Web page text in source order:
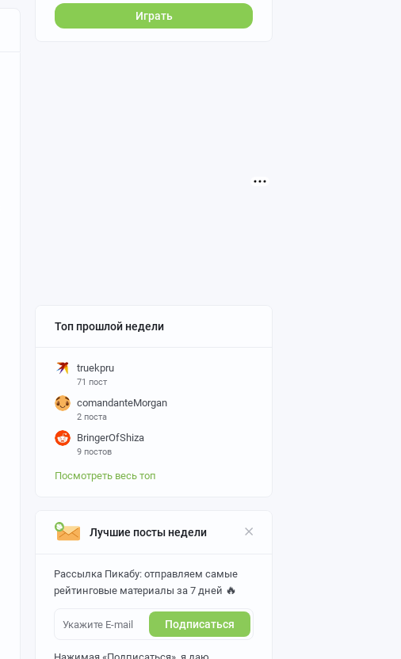
Играть
Топ прошлой недели
truekpru
71 пост
comandanteMorgan
2 поста
BringerOfShiza
9 постов
Посмотреть весь топ
Лучшие посты недели
Рассылка Пикабу: отправляем самые
рейтинговые материалы за 7 дней 🔥
Подписаться